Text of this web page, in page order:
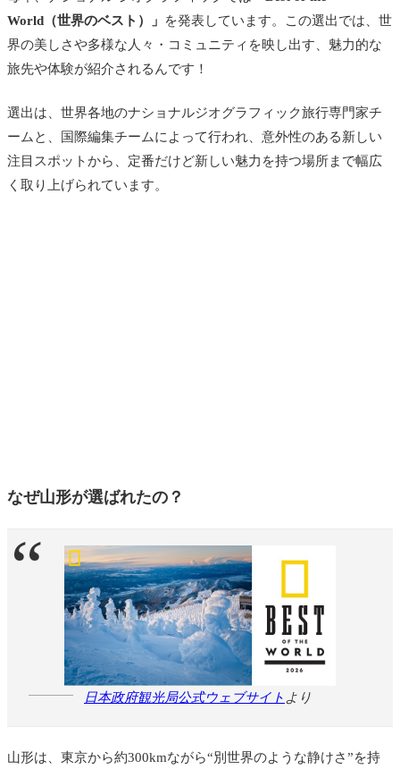
World（世界のベスト）」
を発表しています。この選出では、世
界の美しさや多様な人々・コミュニティを映し出す、魅力的な
旅先や体験が紹介されるんです！
選出は、世界各地のナショナルジオグラフィック旅行専門家チ
ームと、国際編集チームによって行われ、意外性のある新しい
注目スポットから、定番だけど新しい魅力を持つ場所まで幅広
く取り上げられています。
なぜ山形が選ばれたの？
日本政府観光局公式ウェブサイト より
山形は、東京から約300kmながら“別世界のような静けさ”を持